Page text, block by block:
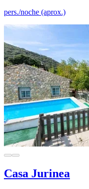
pers./noche (aprox.)
Casa Jurinea